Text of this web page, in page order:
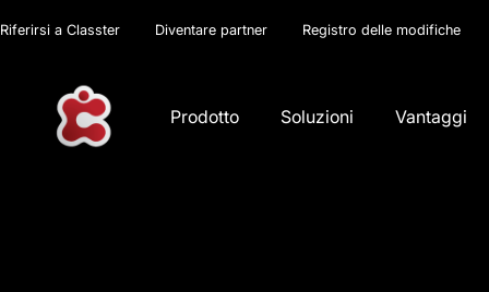
Riferirsi a Classter Diventare partner Registro delle modifiche
Prodotto Soluzioni Vantaggi